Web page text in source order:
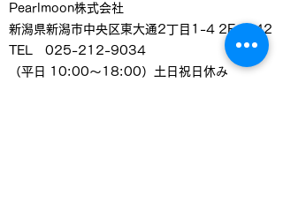
Pearlmoon株式会社
新潟県新潟市中央区東大通2丁目1-4 2F C-42
TEL 025-212-9034
（平日 10:00～18:00）土日祝日休み